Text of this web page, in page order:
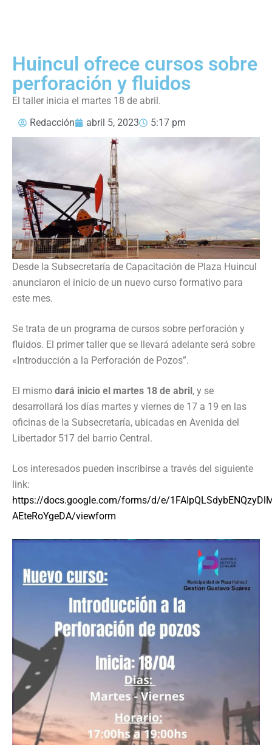
Huincul ofrece cursos sobre
perforación y fluidos
El taller inicia el martes 18 de abril.
Redacción
abril 5, 2023 5:17 pm
Desde la Subsecretaría de Capacitación de Plaza Huincul
anunciaron el inicio de un nuevo curso formativo para
este mes.
Se trata de un programa de cursos sobre perforación y
fluidos. El primer taller que se llevará adelante será sobre
«Introducción a la Perforación de Pozos”.
El mismo dará inicio el martes 18 de abril , y se
desarrollará los días martes y viernes de 17 a 19 en las
oficinas de la Subsecretaría, ubicadas en Avenida del
Libertador 517 del barrio Central.
Los interesados pueden inscribirse a través del siguiente
link:
https://docs.google.com/forms/d/e/
AEteRoYgeDA/viewform